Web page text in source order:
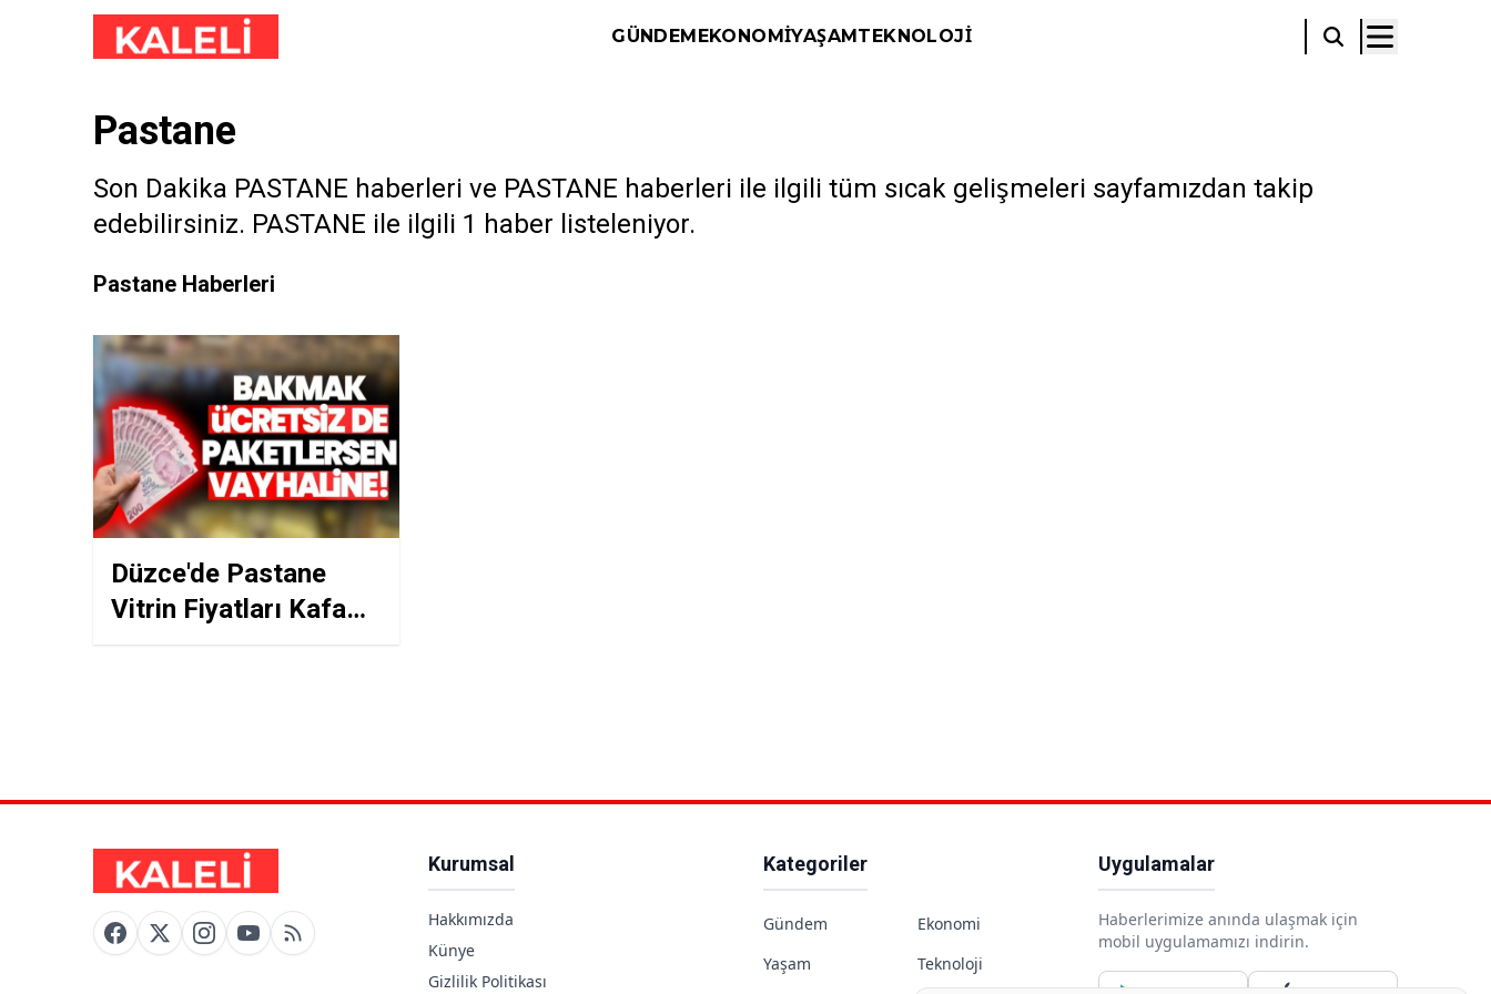
GÜNDEMEKONOMIYAŞAMTEKNOLOJI
Pastane
Son Dakika PASTANE haberleri ve PASTANE haberleri ile ilgili tüm sıcak gelişmeleri sayfamızdan takip
edebilirsiniz. PASTANE ile ilgili 1 haber listeleniyor.
Pastane Haberleri
Düzce'de Pastane
Vitrin Fiyatları Kafa
Karıştırıyor: Pasta
Kurumsal
Hakkımızda
Künye
Gizlilik Politikası
Kategoriler
Gündem
Ekonomi
Yaşam
Teknoloji
Uygulamalar
Haberlerimize anında ulaşmak için
mobil uygulamamızı indirin.